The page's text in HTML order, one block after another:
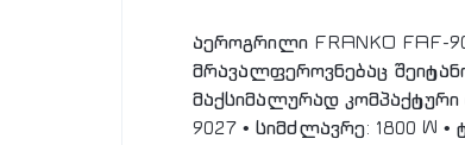
აეროგრილი FRANKO FAF-
მრავალფეროვნებაც
მაქსიმალურად
9027 • სიმძლავრე: 1800 W